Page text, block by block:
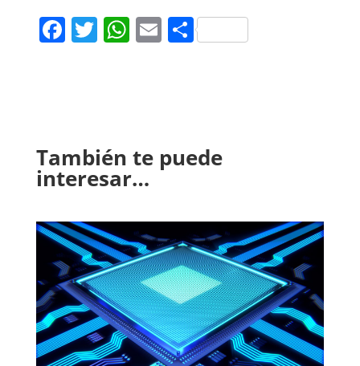
Facebook
Twitter
WhatsApp
EmailCompartir
También te puede
interesar…